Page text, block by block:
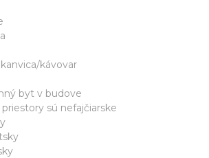
kávovar
byt v budove
sú nefajčiarske